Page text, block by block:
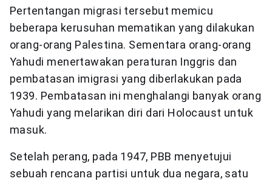
Pertentangan migrasi tersebut memicu
beberapa kerusuhan mematikan yang dilakukan
orang-orang Palestina. Sementara orang-orang
Yahudi menertawakan peraturan Inggris dan
pembatasan imigrasi yang diberlakukan pada
1939. Pembatasan ini menghalangi banyak orang
Yahudi yang melarikan diri dari Holocaust untuk
masuk.
Setelah perang, pada 1947, PBB menyetujui
sebuah rencana partisi untuk dua negara, satu